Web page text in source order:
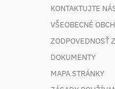
KONTAKTUJTE
VŠEOBECNÉ
ZODPOVEDNOSŤ
DOKUMENTY
MAPA STRÁNKY